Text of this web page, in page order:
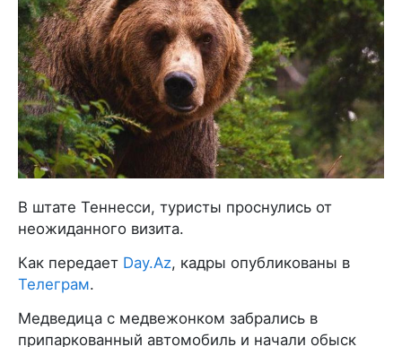
В штате Теннесси, туристы проснулись от
неожиданного визита.
Как передает Day.Az, кадры опубликованы в
Телеграм.
Медведица с медвежонком забрались в
припаркованный автомобиль и начали обыск